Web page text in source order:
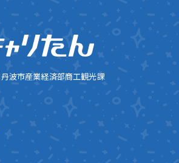
丹波市産業経済部商工観光課